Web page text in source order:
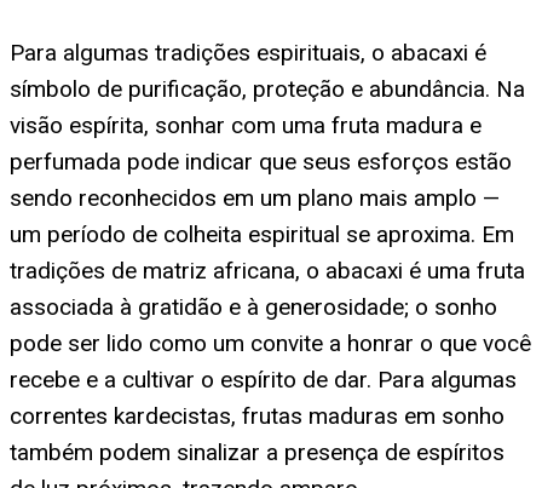
Para algumas tradições espirituais, o abacaxi é
símbolo de purificação, proteção e abundância. Na
visão espírita, sonhar com uma fruta madura e
perfumada pode indicar que seus esforços estão
sendo reconhecidos em um plano mais amplo —
um período de colheita espiritual se aproxima. Em
tradições de matriz africana, o abacaxi é uma fruta
associada à gratidão e à generosidade; o sonho
pode ser lido como um convite a honrar o que você
recebe e a cultivar o espírito de dar. Para algumas
correntes kardecistas, frutas maduras em sonho
também podem sinalizar a presença de espíritos